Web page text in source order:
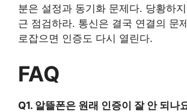
분은 설정과 동기화 문제다. 당황하
근 점검하라. 통신은 결국 연결의 문
로잡으면 인증도 다시 열린다.
FAQ
Q1. 알뜰폰은 원래 인증이 잘 안 되나